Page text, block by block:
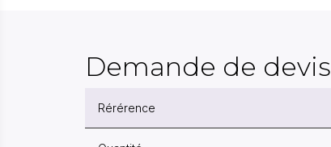
Demande de devis